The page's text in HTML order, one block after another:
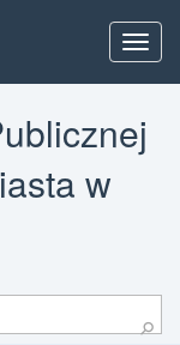
Menu
w
⚲